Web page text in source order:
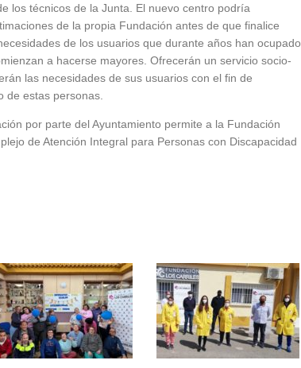
los técnicos de la Junta. El nuevo centro podría
de la propia Fundación antes de que finalice
de los usuarios que durante años han ocupado
a hacerse mayores. Ofrecerán un servicio socio-
las necesidades de sus usuarios con el fin de
de estas personas.
por parte del Ayuntamiento permite a la Fundación
de Atención Integral para Personas con Discapacidad